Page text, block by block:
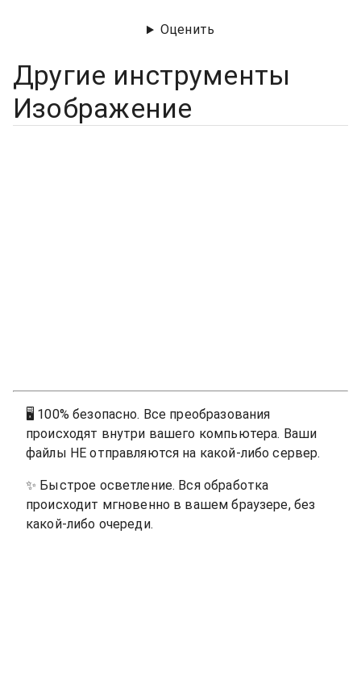
Оценить
Другие инструменты
Изображение
🖥 100% безопасно. Все преобразования
происходят внутри вашего компьютера. Ваши
файлы НЕ отправляются на какой-либо сервер.
✨ Быстрое осветление. Вся обработка
происходит мгновенно в вашем браузере, без
какой-либо очереди.